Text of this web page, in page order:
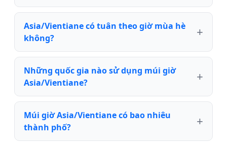
Asia/Vientiane có tuân theo giờ mùa hè
không?
Những quốc gia nào sử dụng múi giờ
Asia/Vientiane?
Múi giờ Asia/Vientiane có bao nhiêu
thành phố?